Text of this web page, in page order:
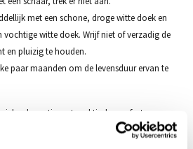
met een schone, droge witte doek en
witte doek. Wrijf niet of verzadig de
en pluizig te houden.
paar maanden om de levensduur ervan te
elegantie met praktisch comfort,
is voor een rustgevend en stijlvol interieur. Laat